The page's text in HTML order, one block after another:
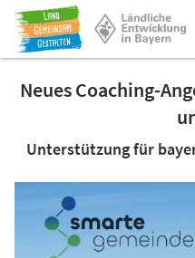
Neues Coaching-
Unterstützung für